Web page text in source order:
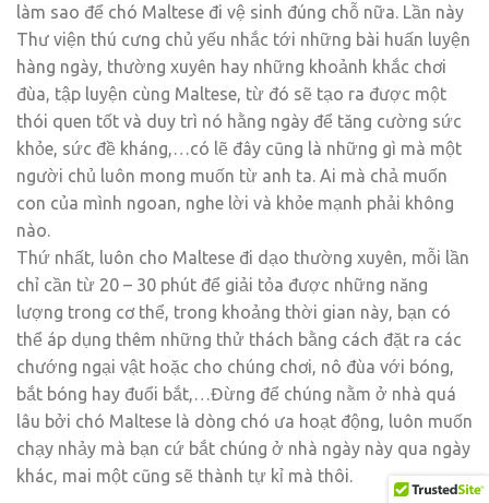
làm sao để chó Maltese đi vệ sinh đúng chỗ nữa. Lần này
Thư viện thú cưng chủ yếu nhắc tới những bài huấn luyện
hàng ngày, thường xuyên hay những khoảnh khắc chơi
đùa, tập luyện cùng Maltese, từ đó sẽ tạo ra được một
thói quen tốt và duy trì nó hằng ngày để tăng cường sức
khỏe, sức đề kháng,…có lẽ đây cũng là những gì mà một
người chủ luôn mong muốn từ anh ta. Ai mà chả muốn
con của mình ngoan, nghe lời và khỏe mạnh phải không
nào.
Thứ nhất, luôn cho Maltese đi dạo thường xuyên, mỗi lần
chỉ cần từ 20 – 30 phút để giải tỏa được những năng
lượng trong cơ thể, trong khoảng thời gian này, bạn có
thể áp dụng thêm những thử thách bằng cách đặt ra các
chướng ngại vật hoặc cho chúng chơi, nô đùa với bóng,
bắt bóng hay đuổi bắt,…Đừng để chúng nằm ở nhà quá
lâu bởi chó Maltese là dòng chó ưa hoạt động, luôn muốn
chạy nhảy mà bạn cứ bắt chúng ở nhà ngày này qua ngày
khác, mai một cũng sẽ thành tự kỉ mà thôi.